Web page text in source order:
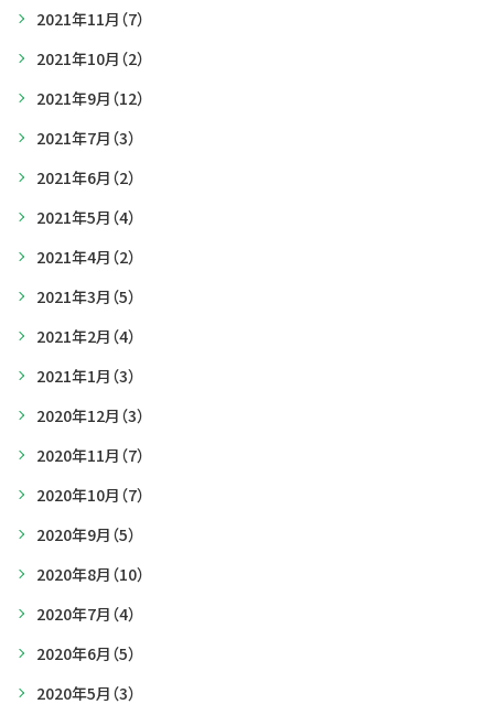
2021年11月 （7）
2021年10月 （2）
2021年9月 （12）
2021年7月 （3）
2021年6月 （2）
2021年5月 （4）
2021年4月 （2）
2021年3月 （5）
2021年2月 （4）
2021年1月 （3）
2020年12月 （3）
2020年11月 （7）
2020年10月 （7）
2020年9月 （5）
2020年8月 （10）
2020年7月 （4）
2020年6月 （5）
2020年5月 （3）